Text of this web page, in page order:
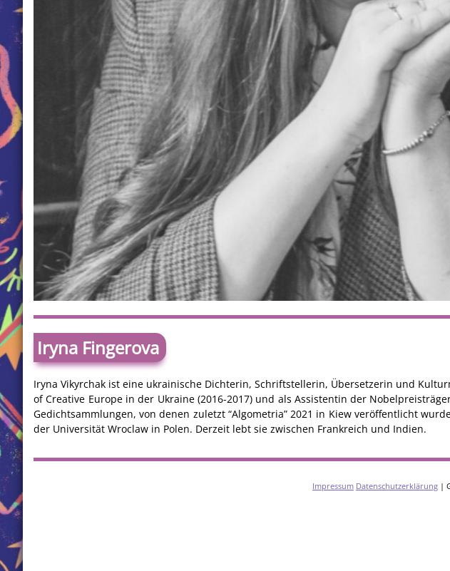
Iryna Fingerova
Iryna Vikyrchak ist eine ukrainische Dichterin, Schriftstellerin, Übersetzerin und
of Creative Europe in der Ukraine (2016-2017) und als Assistentin der
Gedichtsammlungen, von denen zuletzt “Algometria” 2021 in Kiew veröffentlicht
der Universität Wroclaw in Polen. Derzeit lebt sie zwischen Frankreich und Indien.
Impressum Datenschutzerklärung |